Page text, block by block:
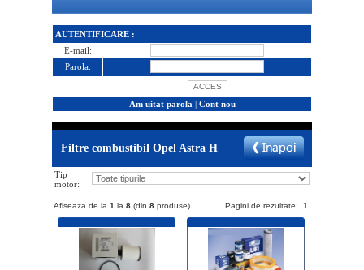
AUTENTIFICARE :
E-mail:
Parola:
Am uitat parola | Cont nou
Filtre combustibil Opel Astra H
Tip
motor:
Afiseaza de la 1 la 8 (din 8 produse) Pagini de rezultate: 1